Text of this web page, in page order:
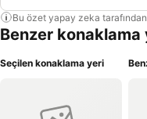
Bu özet yapay zeka
Benzer konaklama
Seçilen konaklama yeri